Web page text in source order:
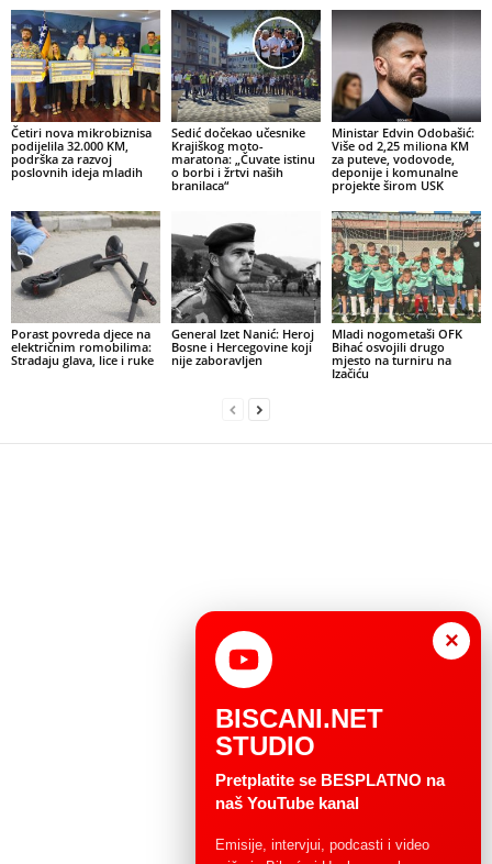
Četiri nova mikrobiznisa
podijelila 32.000 KM,
podrška za razvoj
poslovnih ideja mladih
Sedić dočekao učesnike
Krajiškog moto-
maratona: „Čuvate istinu
o borbi i žrtvi naših
branilaca“
Ministar Edvin Odobašić:
Više od 2,25 miliona KM
za puteve, vodovode,
deponije i komunalne
projekte širom USK
Porast povreda djece na
električnim romobilima:
Stradaju glava, lice i ruke
General Izet Nanić: Heroj
Bosne i Hercegovine koji
nije zaboravljen
Mladi nogometaši OFK
Bihać osvojili drugo
mjesto na turniru na
Izačiću
×
BISCANI.NET
STUDIO
Pretplatite se BESPLATNO na
naš YouTube kanal
Emisije, intervjui, podcasti i video